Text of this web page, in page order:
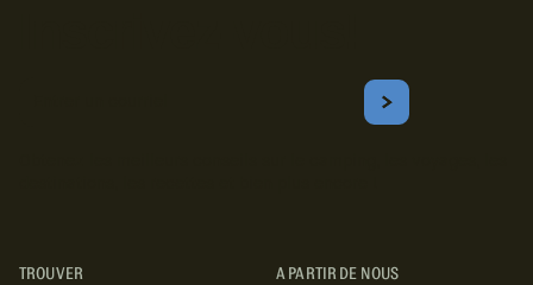
S'ABONNER
TROUVER
A PARTIR DE NOUS